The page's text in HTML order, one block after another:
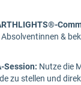
&
Session: Nutze die
zu stellen und